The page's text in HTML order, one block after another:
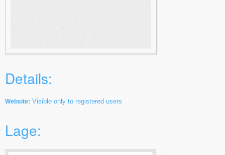
Details:
Website: Visible only to registered users
Lage: